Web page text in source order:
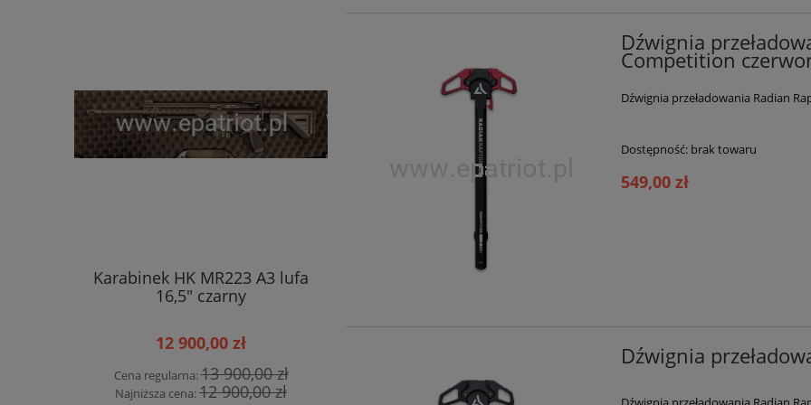
Karabinek HK MR223 A3 lufa
16,5" czarny
12 900,00 zł
Cena regularna:13 900,00 zł
Najniższa cena:12 900,00 zł
Pistolet Steyr ATC ROCK lufa 6"
Najniższa cena:10 790,00 zł
13 900,00 zł
Dźwignia
Competition
Dźwignia przeładowania Radian
Dostępność: brak towaru
549,00 zł
Dźwignia